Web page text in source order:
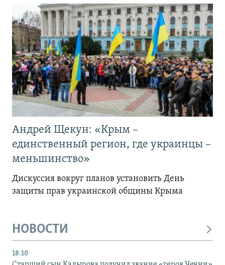
Андрей Щекун: «Крым –
единственный регион, где украинцы –
меньшинство»
Дискуссия вокруг планов установить День
защиты прав украинской общины Крыма
НОВОСТИ
18:10